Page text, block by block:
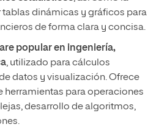
dinámicas y gráficos para
de forma clara y concisa.
popular en ingeniería,
, utilizado para cálculos
datos y visualización. Ofrece
herramientas para operaciones
desarrollo de algoritmos,